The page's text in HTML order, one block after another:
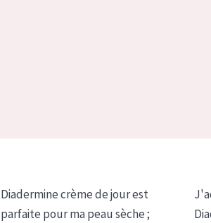
Diadermine crème de jour est
parfaite pour ma peau sèche ;